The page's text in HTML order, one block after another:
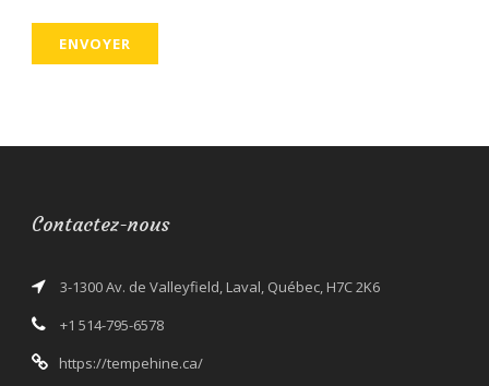
Contactez-nous
3-1300 Av. de Valleyfield, Laval, Québec, H7C 2K6
+1 514-795-6578
https://tempehine.ca/